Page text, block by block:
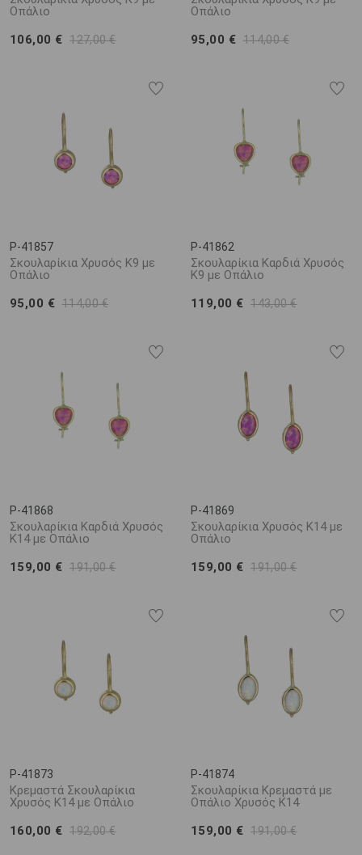
Οπάλιο
106,00 € 127,00 €
Οπάλιο
95,00 € 114,00 €
P-41857
Σκουλαρίκια Χρυσός Κ9 με
Οπάλιο
95,00 € 114,00 €
P-41862
Σκουλαρίκια Καρδιά Χρυσός
Κ9 με Οπάλιο
119,00 € 143,00 €
P-41868
Σκουλαρίκια Καρδιά Χρυσός
Κ14 με Οπάλιο
159,00 € 191,00 €
P-41869
Σκουλαρίκια Χρυσός Κ14 με
Οπάλιο
159,00 € 191,00 €
P-41873
Κρεμαστά Σκουλαρίκια
Χρυσός Κ14 με Οπάλιο
160,00 € 192,00 €
P-41874
Σκουλαρίκια Κρεμαστά με
Οπάλιο Χρυσός Κ14
159,00 € 191,00 €